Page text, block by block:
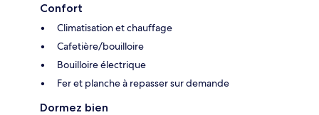
Confort
Climatisation et chauffage
Cafetière/bouilloire
Bouilloire électrique
Fer et planche à repasser sur demande
Dormez bien